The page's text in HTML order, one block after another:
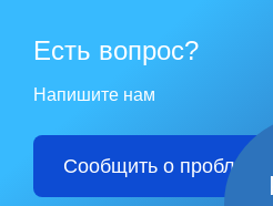
Есть вопрос?
Напишите нам
Сообщить о проблеме